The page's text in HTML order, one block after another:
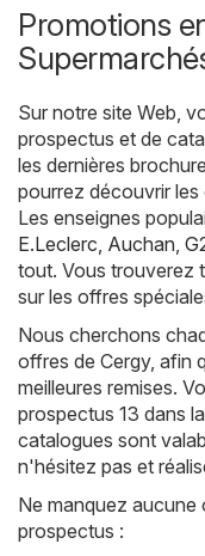
Promotions
Sur notre site Web,
prospectus et de
les dernières
pourrez découvrir
Les enseignes
E.Leclerc, Auchan,
tout. Vous trouverez
sur les offres
Nous cherchons
offres de Cergy, afin
meilleures remises.
prospectus 13 dans
catalogues sont
n'hésitez pas et
Ne manquez
prospectus :